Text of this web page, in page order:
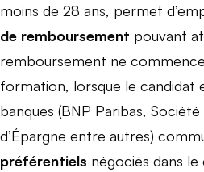
moins de 28 ans, permet
de remboursement pouvant
remboursement ne commence
formation, lorsque le candidat
banques (BNP Paribas, Société
d’Épargne entre autres)
préférentiels négociés dans